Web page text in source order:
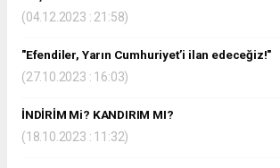
(04.12.2023 : 21:58)
"Efendiler, Yarın Cumhuriyet’i ilan edeceğiz!"
(27.10.2023 : 16:03)
İNDİRİM Mi? KANDIRIM MI?
(18.10.2023 : 11:32)